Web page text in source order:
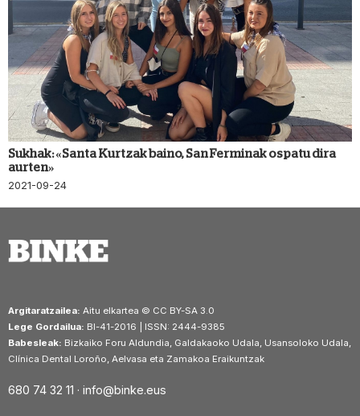
Sukhak: «Santa Kurtzak baino, San Ferminak ospatu dira
aurten»
2021-09-24
Argitaratzailea: Aitu elkartea © CC BY-SA 3.0
Lege Gordailua: BI-41-2016 | ISSN: 2444-9385
Babesleak: Bizkaiko Foru Aldundia, Galdakaoko Udala, Usansoloko Udala,
Clínica Dental Loroño, Aelvasa eta Zamakoa Eraikuntzak
680 74 32 11 · info@binke.eus